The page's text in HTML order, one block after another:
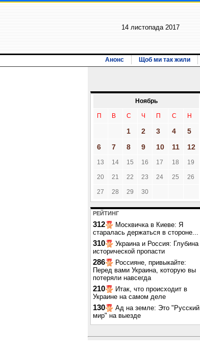
14 листопада 2017
Анонс Щоб ми так жили
Ноябрь
П В С Ч П С Н
1 2 3 4
5
6
7 8 9 10 11 12
13 14 15 16 17 18 19
20 21 22 23 24 25 26
27 28 29 30
РЕЙТИНГ
312
Москвичка в Киеве: Я
старалась держаться в стороне...
310
Украина и Россия: Глубина
исторической пропасти
286
Россияне, привыкайте:
Перед вами Украина, которую вы
потеряли навсегда
210
Итак, что происходит в
Украине на самом деле
130
Ад на земле: Это "Русский
мир" на выезде